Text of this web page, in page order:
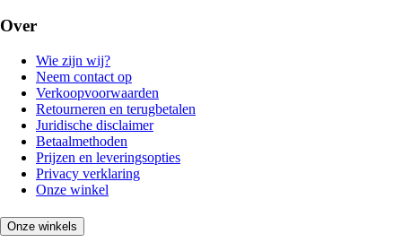
Over
Wie zijn wij?
Neem contact op
Verkoopvoorwaarden
Retourneren en terugbetalen
Juridische disclaimer
Betaalmethoden
Prijzen en leveringsopties
Privacy verklaring
Onze winkel
Onze winkels